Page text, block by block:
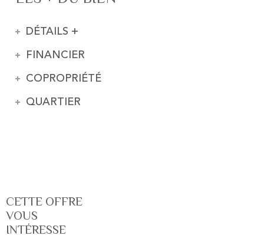
DÉTAILS +
FINANCIER
COPROPRIÉTÉ
QUARTIER
CETTE OFFRE
VOUS
INTÉRESSE